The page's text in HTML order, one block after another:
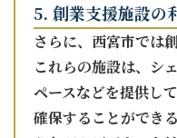
5. 創業支援施設の
さらに、西宮市では
これらの施設は、シ
ペースなどを提供し
確保することができ